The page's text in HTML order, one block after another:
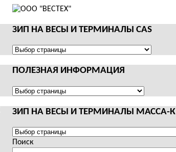
ЗИП НА ВЕСЫ И ТЕРМИНАЛЫ CAS
ЗИП
ВЕСЫ
ТЕРМИНАЛЫ
ПОЛЕЗНАЯ ИНФОРМАЦИЯ
ПОЛЕЗНАЯ
ЗИП НА ВЕСЫ И ТЕРМИНАЛЫ МАССА-К
ЗИП
НА
Поиск